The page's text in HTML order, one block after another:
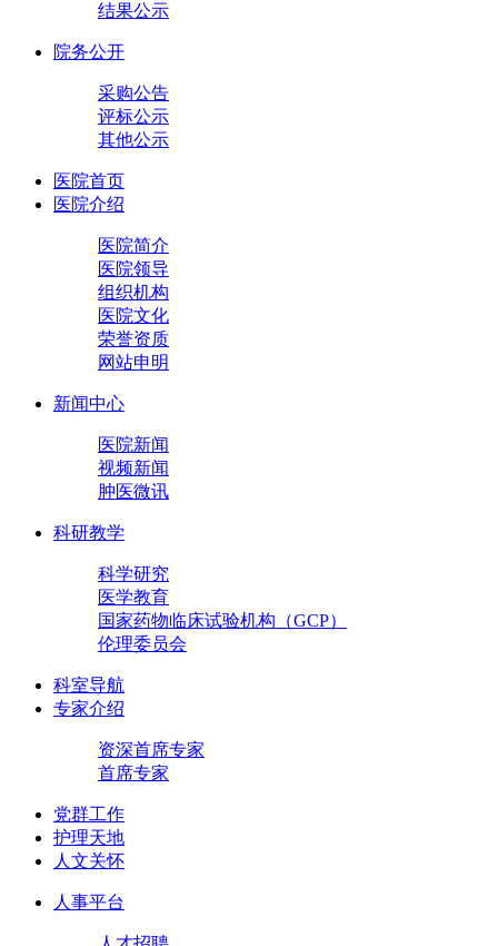
结果公示
院务公开
采购公告
评标公示
其他公示
医院首页
医院介绍
医院简介
医院领导
组织机构
医院文化
荣誉资质
网站申明
新闻中心
医院新闻
视频新闻
肿医微讯
科研教学
科学研究
医学教育
国家药物临床试验机构（GCP）
伦理委员会
科室导航
专家介绍
资深首席专家
首席专家
党群工作
护理天地
人文关怀
人事平台